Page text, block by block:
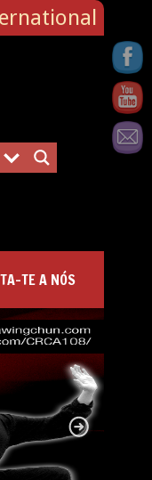
TE A NÓS